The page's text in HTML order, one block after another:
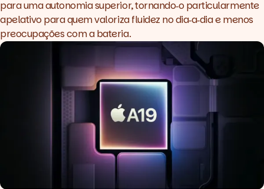
para uma autonomia superior, tornando‑o particularmente
apelativo para quem valoriza fluidez no dia‑a‑dia e menos
preocupações com a bateria.